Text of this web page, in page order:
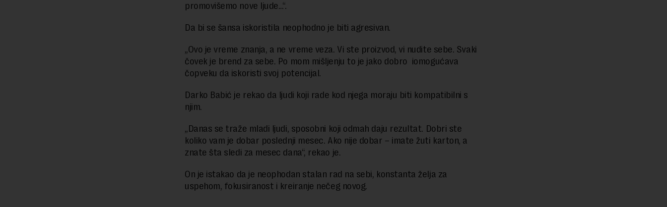
promovišemo nove ljude…“.
Da bi se šansa iskoristila neophodno je biti agresivan.
„Ovo je vreme znanja, a ne vreme veza. Vi ste proizvod, vi nudite sebe. Svaki
čovek je brend za sebe. Po mom mišljenju to je jako dobro iomogućava
čopveku da iskoristi svoj potencijal.
Darko Babić je rekao da ljudi koji rade kod njega moraju biti kompatibilni s
njim.
„Danas se traže mladi ljudi, sposobni koji odmah daju rezultat. Dobri ste
koliko vam je dobar poslednji mesec. Ako nije dobar – imate žuti karton, a
znate šta sledi za mesec dana“, rekao je.
On je istakao da je neophodan stalan rad na sebi, konstanta želja za
uspehom, fokusiranost i kreiranje nečeg novog.